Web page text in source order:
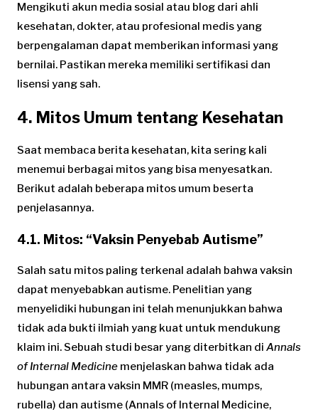
Mengikuti akun media sosial atau blog dari ahli
kesehatan, dokter, atau profesional medis yang
berpengalaman dapat memberikan informasi yang
bernilai. Pastikan mereka memiliki sertifikasi dan
lisensi yang sah.
4. Mitos Umum tentang Kesehatan
Saat membaca berita kesehatan, kita sering kali
menemui berbagai mitos yang bisa menyesatkan.
Berikut adalah beberapa mitos umum beserta
penjelasannya.
4.1. Mitos: “Vaksin Penyebab Autisme”
Salah satu mitos paling terkenal adalah bahwa vaksin
dapat menyebabkan autisme. Penelitian yang
menyelidiki hubungan ini telah menunjukkan bahwa
tidak ada bukti ilmiah yang kuat untuk mendukung
klaim ini. Sebuah studi besar yang diterbitkan di Annals
of Internal Medicine menjelaskan bahwa tidak ada
hubungan antara vaksin MMR (measles, mumps,
rubella) dan autisme (Annals of Internal Medicine,